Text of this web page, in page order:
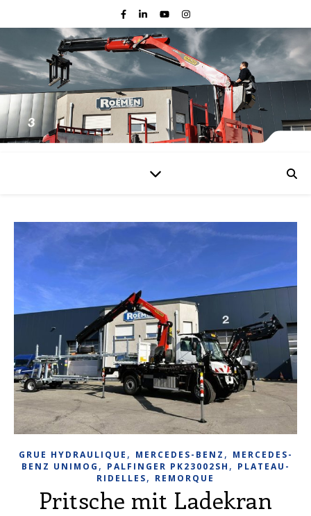
GRUE HYDRAULIQUE , MERCEDES-BENZ , MERCEDES-
BENZ UNIMOG , PALFINGER PK23002SH , PLATEAU-
RIDELLES, REMORQUE
Pritsche mit Ladekran